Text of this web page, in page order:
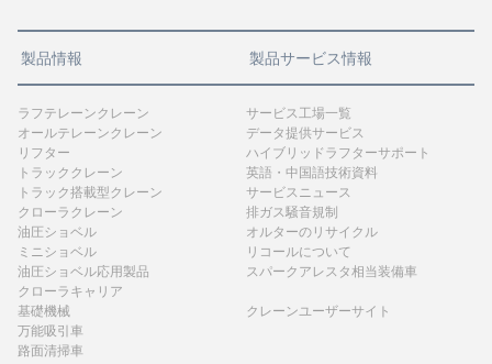
製品情報
ラフテレーンクレーン
オールテレーンクレーン
リフター
トラッククレーン
トラック搭載型クレーン
クローラクレーン
油圧ショベル
ミニショベル
油圧ショベル応用製品
クローラキャリア
基礎機械
万能吸引車
路面清掃車
製品サービス情報
サービス工場一覧
データ提供サービス
ハイブリッドラフターサポート
英語・中国語技術資料
サービスニュース
排ガス騒音規制
オルターのリサイクル
リコールについて
スパークアレスタ相当装備車
クレーンユーザーサイト